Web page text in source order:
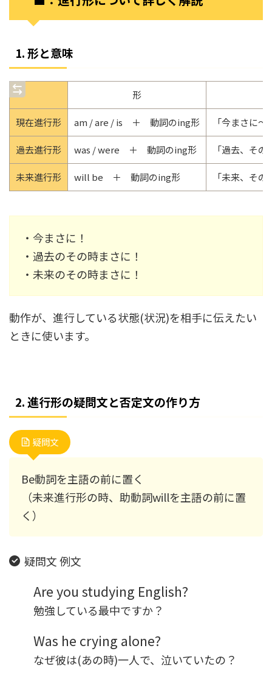
1. 形と意味
形
現在進行形 am / are / is ＋ 動詞のing形 「今まさに
過去進行形 was / were ＋ 動詞のing形 「過去、そ
未来進行形 will be ＋ 動詞のing形 「未来、そ
・今まさに！
・過去のその時まさに！
・未来のその時まさに！
動作が、進行している状態(状況)を相手に伝えたい
ときに使います。
2. 進行形の疑問文と否定文の作り方
疑問文
Be動詞を主語の前に置く
（未来進行形の時、助動詞willを主語の前に置
く）
疑問文 例文
Are you studying English?
勉強している最中ですか？
Was he crying alone?
なぜ彼は(あの時)一人で、泣いていたの？